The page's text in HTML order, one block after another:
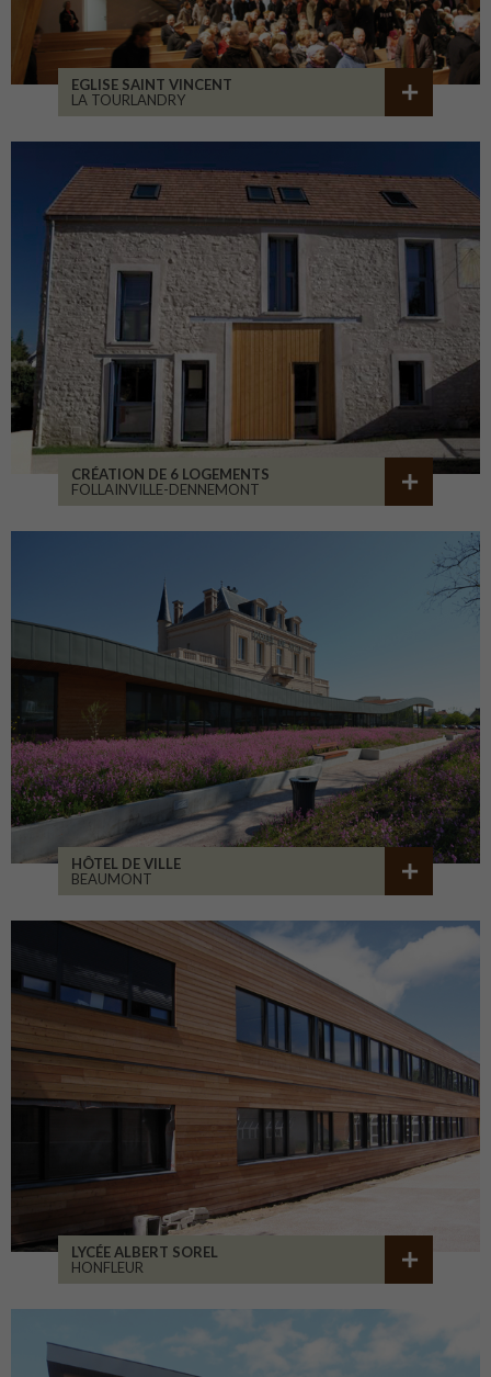
EGLISE SAINT VINCENT
LA TOURLANDRY
CRÉATION DE 6 LOGEMENTS
FOLLAINVILLE-DENNEMONT
HÔTEL DE VILLE
BEAUMONT
LYCÉE ALBERT SOREL
HONFLEUR